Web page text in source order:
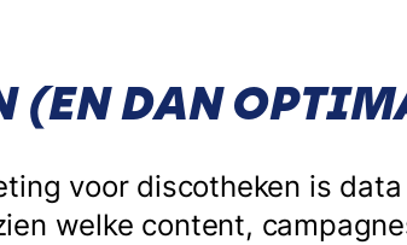
(EN DAN
voor discotheken is
welke content,